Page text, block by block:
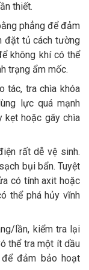
thiết.
phẳng để đảm
đặt tủ cách tường
không khí có thể
trạng ẩm mốc.
tác, tra chìa khóa
lực quá mạnh
kẹt hoặc gãy chìa
rất dễ vệ sinh.
bụi bẩn. Tuyệt
có tính axit hoặc
thể phá hủy vĩnh
lần, kiểm tra lại
thể tra một ít dầu
đảm bảo hoạt